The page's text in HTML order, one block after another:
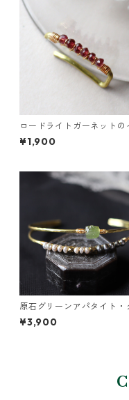
ロードライトガーネットの
ヤーカフ（インダストリアル
風）
¥1,900
原石グリーンアパタイト・
レーパールの2連バングル
¥3,900